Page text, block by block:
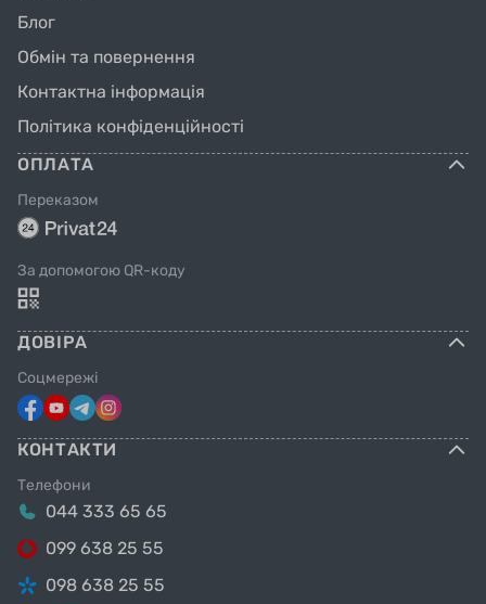
Блог
Обмін та повернення
Контактна інформація
Політика конфіденційності
ОПЛАТА
Переказом
За допомогою QR-коду
ДОВІРА
Соцмережі
КОНТАКТИ
Телефони
044 333 65 65
099 638 25 55
098 638 25 55